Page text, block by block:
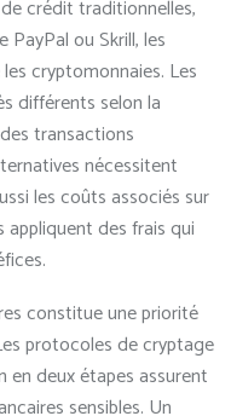
crédit traditionnelles,
ou Skrill, les
cryptomonnaies. Les
différents selon la
transactions
nécessitent
les coûts associés sur
des frais qui
constitue une priorité
protocoles de cryptage
en deux étapes assurent
sensibles. Un